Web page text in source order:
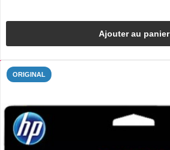
Ajouter au panier
ORIGINAL